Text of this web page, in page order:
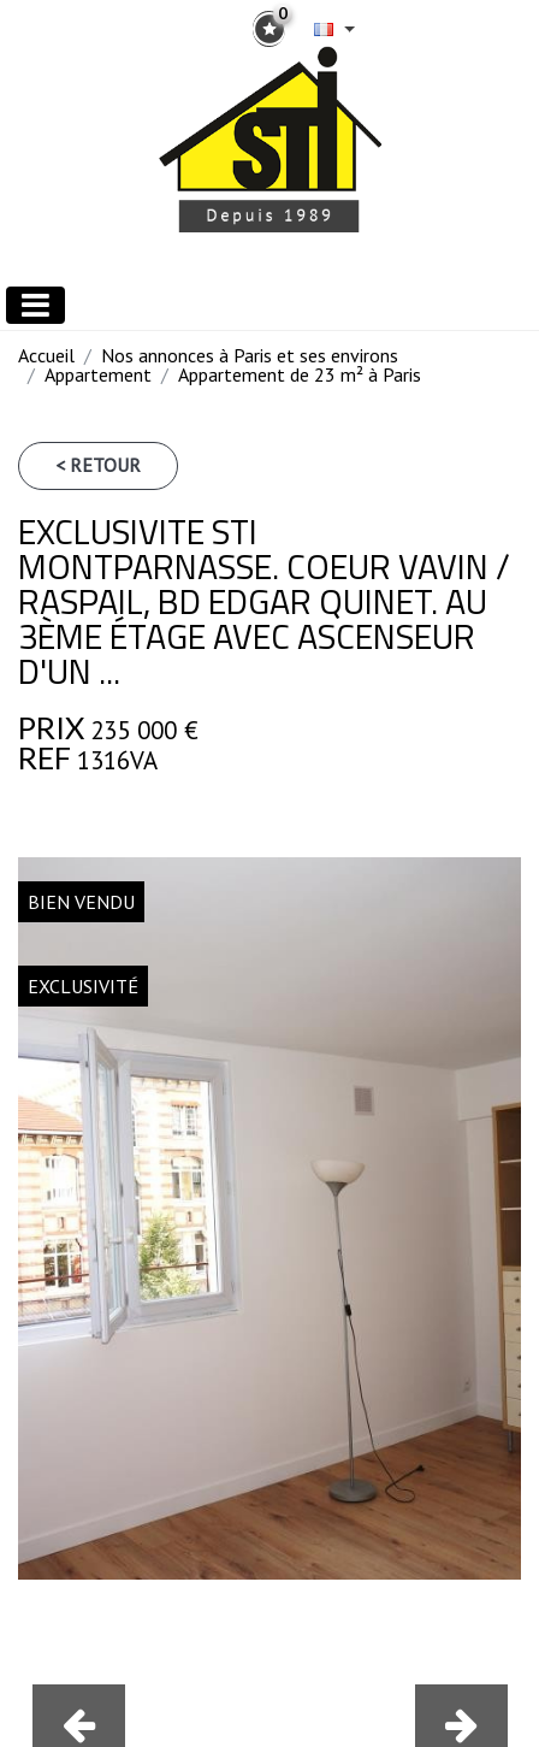
0
Accueil
Nos annonces à Paris et ses environs
Appartement
Appartement de 23 m² à Paris
< RETOUR
EXCLUSIVITE STI
MONTPARNASSE. COEUR VAVIN /
RASPAIL, BD EDGAR QUINET. AU
3ÈME ÉTAGE AVEC ASCENSEUR
D'UN ...
PRIX 235 000 €
REF 1316VA
BIEN VENDU
EXCLUSIVITÉ